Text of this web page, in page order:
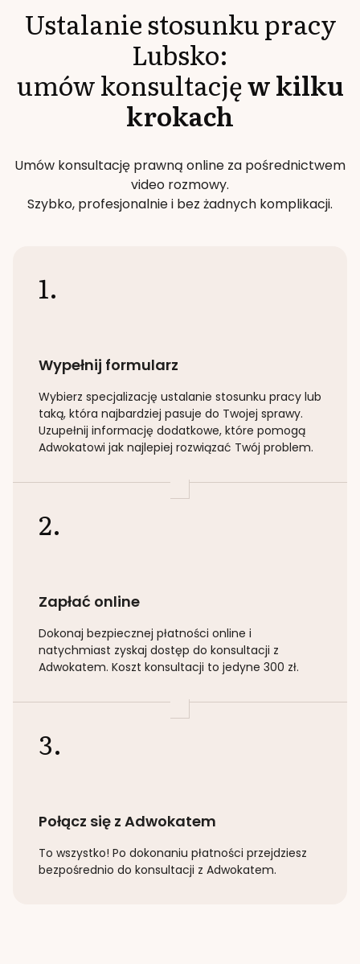
Ustalanie stosunku pracy
Lubsko:
umów konsultacjęw kilku
krokach
Umów konsultację prawną online za pośrednictwem
video rozmowy.
Szybko, profesjonalnie i bez żadnych komplikacji.
1.
Wypełnij formularz
Wybierz specjalizację ustalanie stosunku pracy lub
taką, która najbardziej pasuje do Twojej sprawy.
Uzupełnij informację dodatkowe, które pomogą
Adwokatowi jak najlepiej rozwiązać Twój problem.
2.
Zapłać online
Dokonaj bezpiecznej płatności online i
natychmiast zyskaj dostęp do konsultacji z
Adwokatem. Koszt konsultacji to jedyne 300 zł.
3.
Połącz się z Adwokatem
To wszystko! Po dokonaniu płatności przejdziesz
bezpośrednio do konsultacji z Adwokatem.